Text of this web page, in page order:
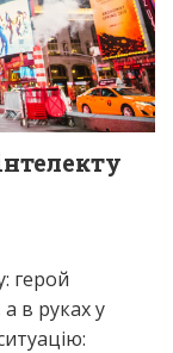
герой
в руках у